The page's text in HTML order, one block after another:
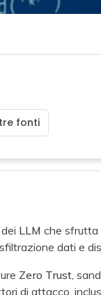
fonti
LLM che sfrutta
dati e
Zero Trust,
di attacco,